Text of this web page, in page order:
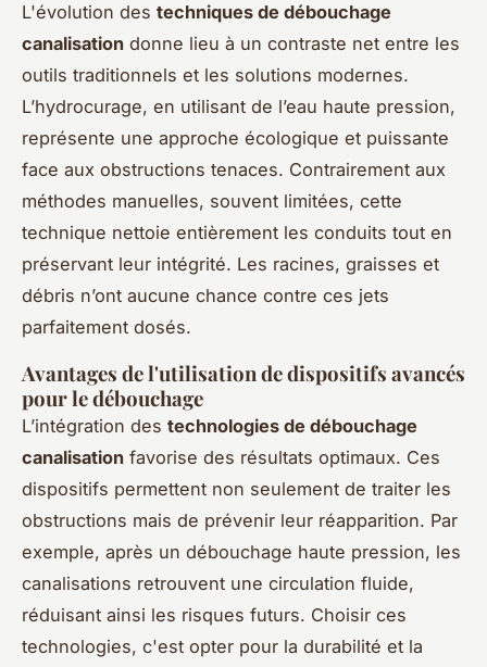
L'évolution des techniques de débouchage
canalisation donne lieu à un contraste net entre les
outils traditionnels et les solutions modernes.
L’hydrocurage, en utilisant de l’eau haute pression,
représente une approche écologique et puissante
face aux obstructions tenaces. Contrairement aux
méthodes manuelles, souvent limitées, cette
technique nettoie entièrement les conduits tout en
préservant leur intégrité. Les racines, graisses et
débris n’ont aucune chance contre ces jets
parfaitement dosés.
Avantages de l'utilisation de dispositifs avancés
pour le débouchage
L’intégration des technologies de débouchage
canalisation favorise des résultats optimaux. Ces
dispositifs permettent non seulement de traiter les
obstructions mais de prévenir leur réapparition. Par
exemple, après un débouchage haute pression, les
canalisations retrouvent une circulation fluide,
réduisant ainsi les risques futurs. Choisir ces
technologies, c'est opter pour la durabilité et la